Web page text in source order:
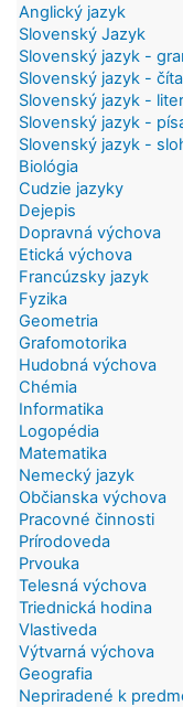
Anglický jazyk
Slovenský Jazyk
Slovenský jazyk -
Slovenský jazyk -
Slovenský jazyk -
Slovenský jazyk -
Slovenský jazyk -
Biológia
Cudzie jazyky
Dejepis
Dopravná výchova
Etická výchova
Francúzsky jazyk
Fyzika
Geometria
Grafomotorika
Hudobná výchova
Chémia
Informatika
Logopédia
Matematika
Nemecký jazyk
Občianska výchova
Pracovné činnosti
Prírodoveda
Prvouka
Telesná výchova
Triednická hodina
Vlastiveda
Výtvarná výchova
Geografia
Nepriradené k